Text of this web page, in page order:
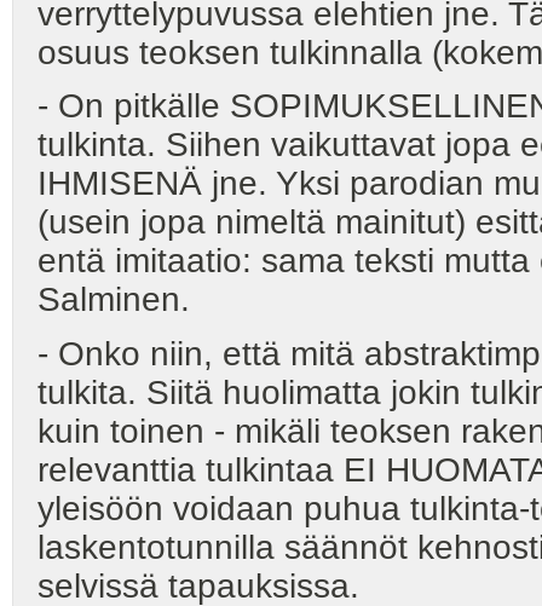
verryttelypuvussa elehtien jne.
osuus teoksen tulkinnalla
- On pitkälle
tulkinta. Siihen vaikuttavat jopa
IHMISENÄ jne. Yksi parodian
(usein jopa nimeltä mainitut)
entä imitaatio: sama teksti
Salminen.
- Onko niin, että mitä
tulkita. Siitä huolimatta jokin
kuin toinen - mikäli teoksen
relevanttia tulkintaa EI
yleisöön voidaan puhua
laskentotunnilla säännöt
selvissä tapauksissa.